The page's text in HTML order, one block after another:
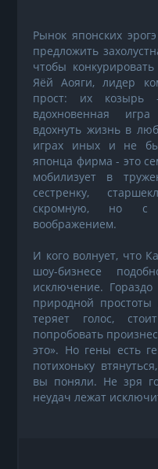
Рынок японских
предложить
чтобы
Яёй Аояги, лидер
прост: их козырь
вдохновенная
вдохнуть жизнь в
играх иных и не
японца фирма - это
мобилизует в
сестренку,
скромную, но с
воображением.
И кого волнует, что
шоу-бизнесе
исключение.
природной
теряет голос,
попробовать
это». Но гены есть
потихоньку
вы поняли. Не зря
неудач лежат